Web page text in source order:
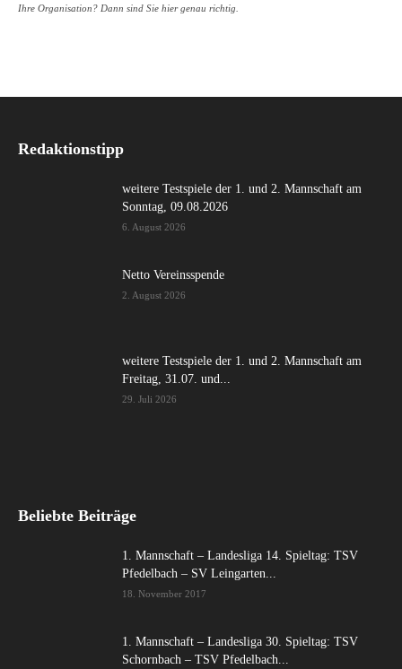
Ihre Organisation? Dann sind Sie hier genau richtig.
Redaktionstipp
weitere Testspiele der 1. und 2. Mannschaft am
Sonntag, 09.08.2026
6. August 2026
Netto Vereinsspende
2. August 2026
weitere Testspiele der 1. und 2. Mannschaft am
Freitag, 31.07. und...
29. Juli 2026
Beliebte Beiträge
1. Mannschaft – Landesliga 14. Spieltag: TSV
Pfedelbach – SV Leingarten...
18. November 2017
1. Mannschaft – Landesliga 30. Spieltag: TSV
Schornbach – TSV Pfedelbach...